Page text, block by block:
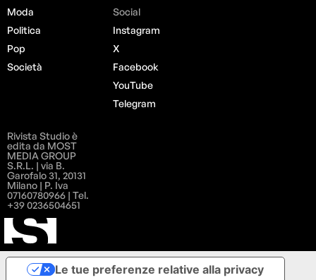
Moda
Politica
Pop
Società
Social
Instagram
X
Facebook
YouTube
Telegram
Rivista Studio è
edita da MOST
MEDIA GROUP
S.R.L. | via B.
Garofalo 31, 20131
Milano | P. Iva
07160780966 | Tel.
+39 0236504651
Le tue preferenze relative alla privacy